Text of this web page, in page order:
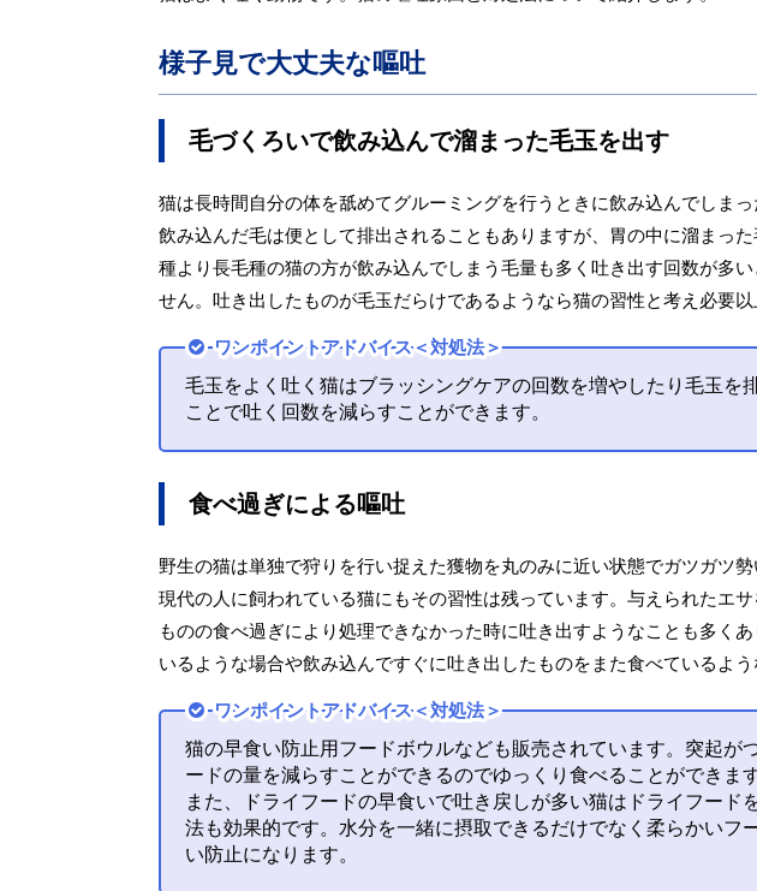
様子見で大丈夫な嘔吐
毛づくろいで飲み込んで溜まった毛玉を出す
猫は長時間自分の体を舐めてグルーミングを行うときに飲み込んでしまっ
飲み込んだ毛は便として排出されることもありますが、胃の中に溜まっ
種より長毛種の猫の方が飲み込んでしまう毛量も多く吐き出す回数が多
せん。吐き出したものが毛玉だらけであるようなら猫の習性と考え必要以
ワンポイントアドバイス＜対処法＞
毛玉をよく吐く猫はブラッシングケアの回数を増やしたり毛玉を
ことで吐く回数を減らすことができます。
食べ過ぎによる嘔吐
野生の猫は単独で狩りを行い捉えた獲物を丸のみに近い状態でガツガツ勢
現代の人に飼われている猫にもその習性は残っています。与えられたエ
ものの食べ過ぎにより処理できなかった時に吐き出すようなことも多く
いるような場合や飲み込んですぐに吐き出したものをまた食べているよう
ワンポイントアドバイス＜対処法＞
猫の早食い防止用フードボウルなども販売されています。突起が
ードの量を減らすことができるのでゆっくり食べることができます
また、ドライフードの早食いで吐き戻しが多い猫はドライフード
法も効果的です。水分を一緒に摂取できるだけでなく柔らかいフ
い防止になります。